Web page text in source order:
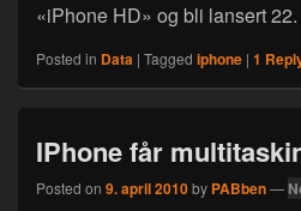
«iPhone HD» og bli lansert
Posted in Data | Tagged iphone | 1
IPhone får
Posted on 9. april 2010by PABben—